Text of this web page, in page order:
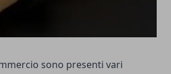
sono presenti vari